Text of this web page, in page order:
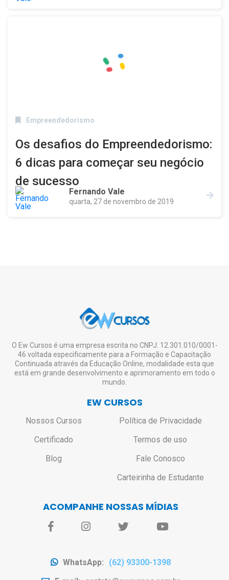
Empreendedorismo
Os desafios do Empreendedorismo:
6 dicas para começar seu negócio
de sucesso
Fernando Vale
quarta, 27 de novembro de 2019
O Ew Cursos é uma empresa escrita no CNPJ: 12.301.010/0001-
46 voltada especificamente para a Formação e Capacitação
Continuada através da Educação Online, modalidade esta que
está em grande desenvolvimento e aprimoramento em todo o
mundo.
EW CURSOS
Nossos Cursos
Certificado
Blog
Política de Privacidade
Termos de uso
Fale Conosco
Carteirinha de Estudante
ACOMPANHE NOSSAS MÍDIAS
WhatsApp:
(62) 93300-1398